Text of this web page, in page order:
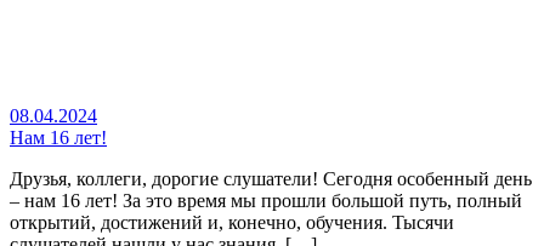
08.04.2024
Нам 16 лет!
Друзья, коллеги, дорогие слушатели! Сегодня особенный день
– нам 16 лет! За это время мы прошли большой путь, полный
открытий, достижений и, конечно, обучения. Тысячи